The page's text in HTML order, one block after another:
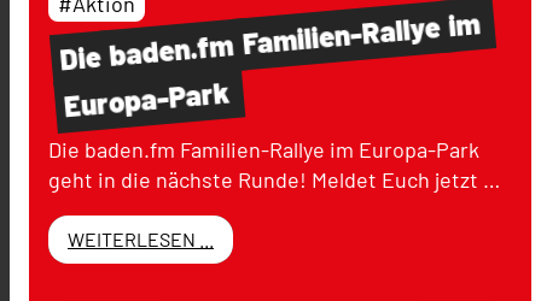
Diebaden.fmFamilien-Rallyeim
Europa-Park
Die baden.fm Familien-Rallye im Europa-Park
geht in die nächste Runde! Meldet Euch jetzt …
WEITERLESEN ...